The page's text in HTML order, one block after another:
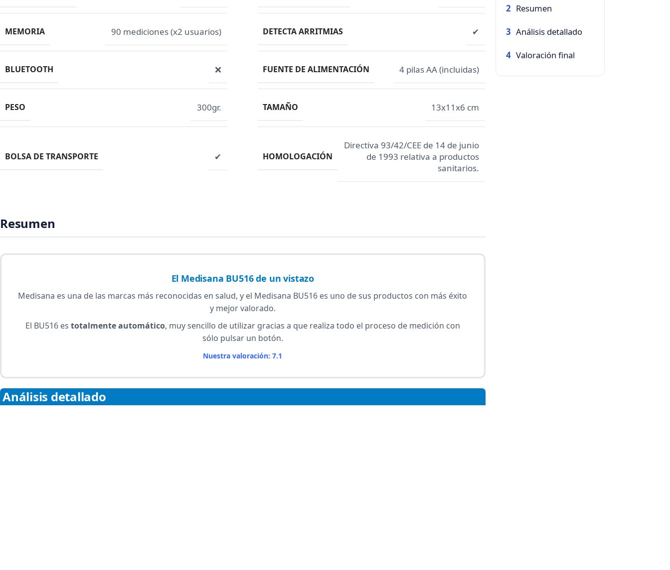
MEMORIA 90 mediciones (x2 usuarios) DETECTA ARRITMIAS ✔
BLUETOOTH ❌ FUENTE DE ALIMENTACIÓN 4 pilas AA (incluidas)
PESO 300gr. TAMAÑO 13x11x6 cm
BOLSA DE TRANSPORTE ✔ HOMOLOGACIÓN
Directiva 93/42/CEE de 14 de junio
de 1993 relativa a productos
sanitarios.
Resumen
El Medisana BU516 de un vistazo
Medisana es una de las marcas más reconocidas en salud, y el Medisana BU516 es uno de sus productos con más éxito
y mejor valorado.
El BU516 es totalmente automático, muy sencillo de utilizar gracias a que realiza todo el proceso de medición con
sólo pulsar un botón.
Nuestra valoración: 7.1
Análisis detallado
2 Resumen
3 Análisis detallado
4 Valoración final